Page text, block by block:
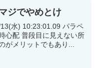
ジでやめとけ
がメリットでもあり...